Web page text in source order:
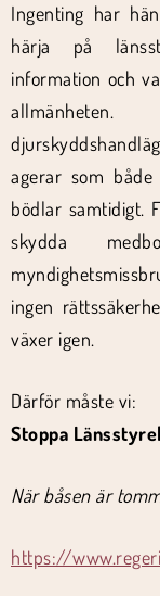
Ingenting har
härja på
information och
agerar som
bödlar samtidigt.
skydda
ingen
växer igen.
Därför måste vi:
Stoppa
När båsen är
https://